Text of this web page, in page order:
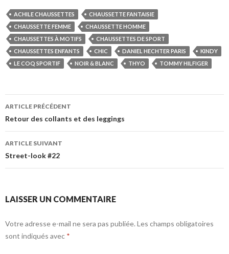
ACHILE CHAUSSETTES
CHAUSSETTE FANTAISIE
CHAUSSETTE FEMME
CHAUSSETTE HOMME
CHAUSSETTES À MOTIFS
CHAUSSETTES DE SPORT
CHAUSSETTES ENFANTS
CHIC DANIEL HECHTER PARIS
KINDY
LE COQ SPORTIF
NOIR & BLANC THYO TOMMY HILFIGER
Navigation
des
articles
ARTICLE PRÉCÉDENT
Retour des collants et des leggings
ARTICLE SUIVANT
Street-look #22
LAISSER UN COMMENTAIRE
Votre adresse e-mail ne sera pas publiée. Les champs obligatoires
sont indiqués avec *